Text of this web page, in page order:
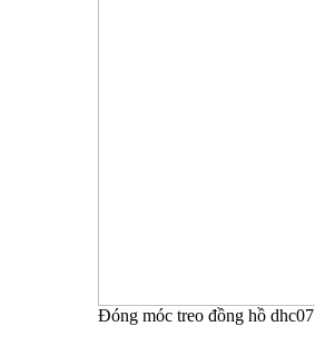
Đóng móc treo đồng hồ dhc07